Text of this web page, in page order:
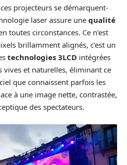
projecteurs se démarquent-
laser assure une qualité
toutes circonstances. Ce n’est
brillamment alignés, c’est un
technologies 3LCD intégrées
vives et naturelles, éliminant ce
que connaissent parfois les
à une image nette, contrastée,
des spectateurs.